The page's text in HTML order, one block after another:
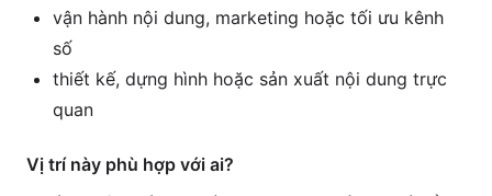
vận hành nội dung, marketing hoặc tối ưu kênh
số
thiết kế, dựng hình hoặc sản xuất nội dung trực
quan
Vị trí này phù hợp với ai?